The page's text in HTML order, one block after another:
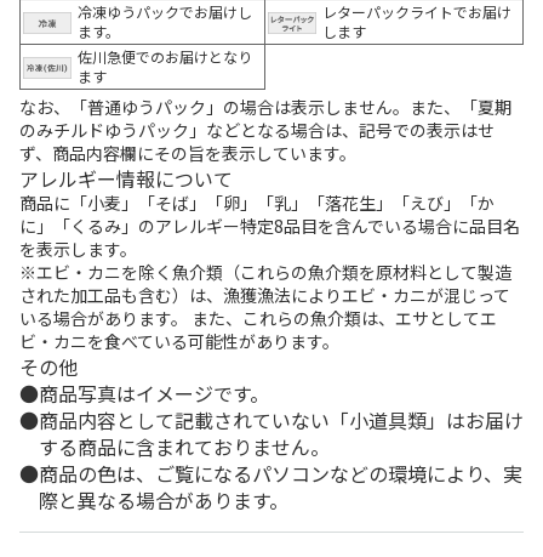
冷凍ゆうパックでお届けし
ます。
レターパックライトでお届け
します
佐川急便でのお届けとなり
ます
なお、「普通ゆうパック」の場合は表示しません。また、「夏期
のみチルドゆうパック」などとなる場合は、記号での表示はせ
ず、商品内容欄にその旨を表示しています。
アレルギー情報について
商品に「小麦」「そば」「卵」「乳」「落花生」「えび」「か
に」「くるみ」のアレルギー特定8品目を含んでいる場合に品目名
を表示します。
※エビ・カニを除く魚介類（これらの魚介類を原材料として製造
された加工品も含む）は、漁獲漁法によりエビ・カニが混じって
いる場合があります。 また、これらの魚介類は、エサとしてエ
ビ・カニを食べている可能性があります。
その他
商品写真はイメージです。
商品内容として記載されていない「小道具類」はお届け
する商品に含まれておりません。
商品の色は、ご覧になるパソコンなどの環境により、実
際と異なる場合があります。